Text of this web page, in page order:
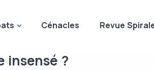
Cénacles Revue
insensé ?